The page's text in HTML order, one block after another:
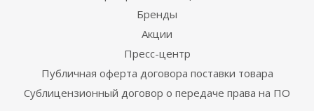
Бренды
Акции
Пресс-центр
Публичная оферта договора поставки товара
Сублицензионный договор о передаче права на ПО